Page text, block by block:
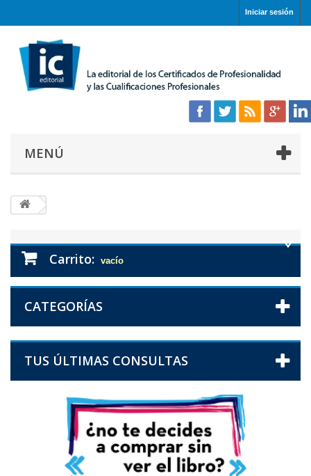
Iniciar sesión
MENÚ
Carrito: vacío
CATEGORÍAS
TUS ÚLTIMAS CONSULTAS